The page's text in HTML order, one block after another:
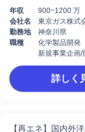
年収
900~1200 万
会社名
東京ガス株式
勤務地
神奈川県
職種
化学製品開発
新規事業企画/
詳しく
【再エネ】国内外